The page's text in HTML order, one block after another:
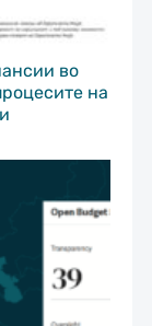
во
на